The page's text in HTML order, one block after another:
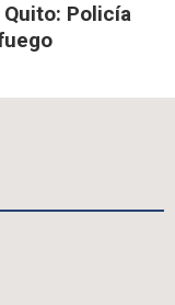
Policía